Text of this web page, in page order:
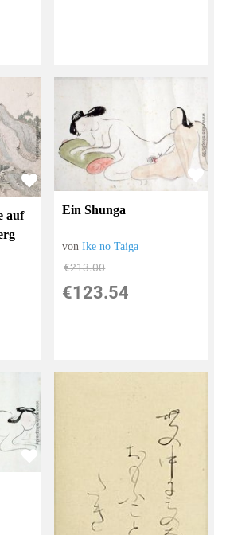
auf
Ein Shunga
vonIke no Taiga
€213.00
€123.54